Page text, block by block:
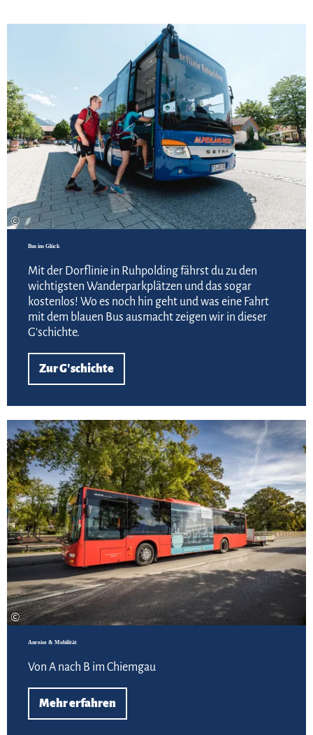
©
Bus ins Glück
Mit der Dorflinie in Ruhpolding fährst du zu den
wichtigsten Wanderparkplätzen und das sogar
kostenlos! Wo es noch hin geht und was eine Fahrt
mit dem blauen Bus ausmacht zeigen wir in dieser
G'schichte.
Zur G'schichte
©
Anreise & Mobilität
Von A nach B im Chiemgau
Mehr erfahren